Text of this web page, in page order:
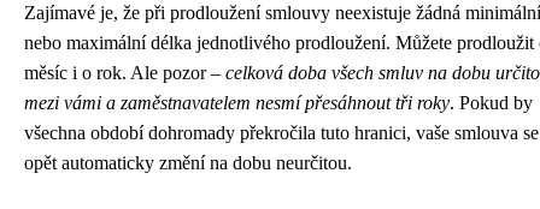
Zajímavé je, že při prodloužení smlouvy neexistuje žádná minimální
nebo maximální délka jednotlivého prodloužení. Můžete prodloužit
měsíc i o rok. Ale pozor – celková doba všech smluv na dobu
mezi vámi a zaměstnavatelem nesmí přesáhnout tři roky. Pokud by
všechna období dohromady překročila tuto hranici, vaše smlouva se
opět automaticky změní na dobu neurčitou.